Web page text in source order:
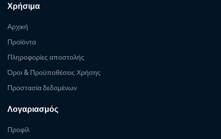
Χρήσιμα
Αρχική
Προϊόντα
Πληροφορίες αποστολής
Όροι & Προϋποθέσεις Χρήσης
Προστασία δεδομένων
Λογαριασμός
Προφίλ